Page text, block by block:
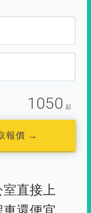
1050 起
報價 →
室直接上